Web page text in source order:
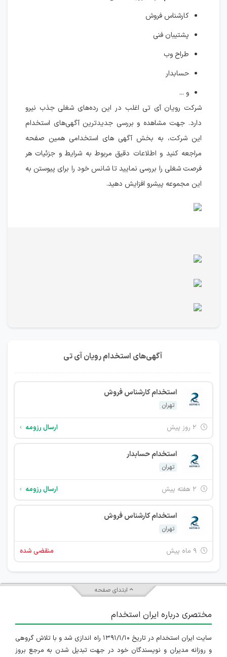
کارشناس فروش
پشتیبان فنی
طراح وب
حسابدار
و ...
شرکت رویان آی تی اغلب در این رده‌های شغلی جذب نیرو
دارد. جهت مشاهده و بررسی جدیدترین آگهی‌های استخدام
این شرکت، به بخش آگهی های استخدامی همین صفحه
مراجعه کنید و اطلاعات دقیق مربوط به شرایط و جزئیات هر
فرصت شغلی را بررسی نمایید تا شانس خود را برای پیوستن به
این مجموعه پیشرو افزایش دهید.
آگهی‌های استخدام رویان آی تی
استخدام کارشناس فروش
تهران
ارسال رزومه
استخدام حسابدار
تهران
ارسال رزومه
استخدام کارشناس فروش
تهران
منقضی شده
ابتدای صفحه
مختصری درباره ایران استخدام
سایت ایران استخدام در تاریخ ۱۳۹۱/۱/۱۰ راه اندازی شد و با تلاش گروهی
و روزانه مدیران و نویسندگان خود در جهت تبدیل شدن به مرجع بروز